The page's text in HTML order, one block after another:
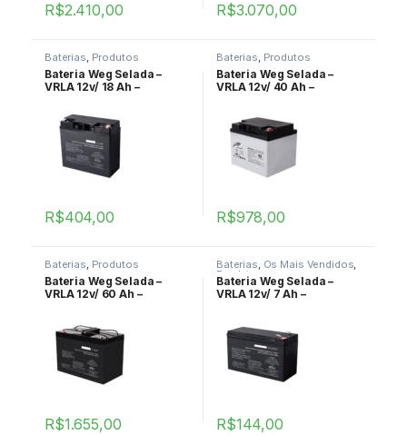
R$2.410,00 R$3.070,00
Baterias, Produtos
Bateria Weg Selada –
VRLA 12v/ 18 Ah –
R$404,00
Baterias, Produtos
Bateria Weg Selada –
VRLA 12v/ 40 Ah –
R$978,00
Baterias, Produtos
Bateria Weg Selada –
VRLA 12v/ 60 Ah –
R$1.655,00
Baterias, Os Mais Vendidos,
Produtos
Bateria Weg Selada –
VRLA 12v/ 7 Ah –
R$144,00